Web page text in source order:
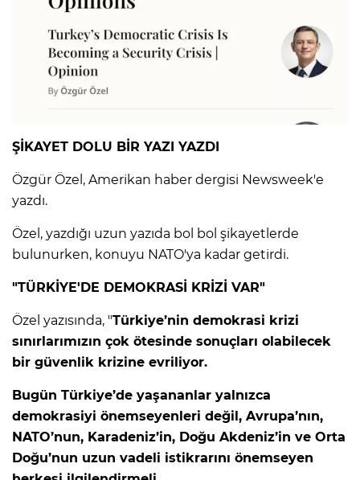
ŞİKAYET DOLU BİR YAZI YAZDI
Özgür Özel, Amerikan haber dergisi Newsweek'e
yazdı.
Özel, yazdığı uzun yazıda bol bol şikayetlerde
bulunurken, konuyu NATO'ya kadar getirdi.
"TÜRKİYE'DE DEMOKRASİ KRİZİ VAR"
Özel yazısında, "Türkiye’nin demokrasi krizi
sınırlarımızın çok ötesinde sonuçları olabilecek
bir güvenlik krizine evriliyor.
Bugün Türkiye’de yaşananlar yalnızca
demokrasiyi önemseyenleri değil, Avrupa’nın,
NATO’nun, Karadeniz’in, Doğu Akdeniz’in ve Orta
Doğu’nun uzun vadeli istikrarını önemseyen